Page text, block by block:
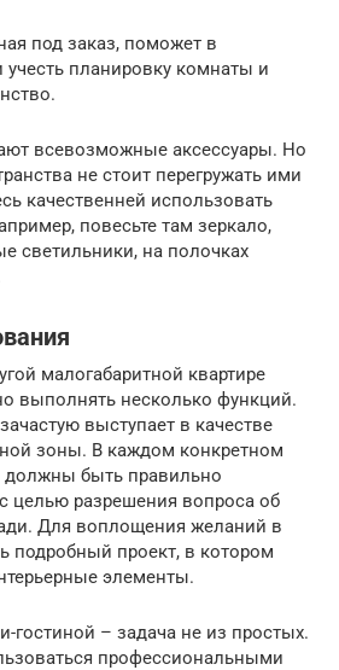
под заказ, поможет в
планировку комнаты и
всевозможные аксессуары. Но
не стоит перегружать ими
качественней использовать
повесьте там зеркало,
светильники, на полочках
малогабаритной квартире
выполнять несколько функций.
выступает в качестве
зоны. В каждом конкретном
должны быть правильно
целью разрешения вопроса об
Для воплощения желаний в
подробный проект, в котором
элементы.
гостиной – задача не из простых.
профессиональными